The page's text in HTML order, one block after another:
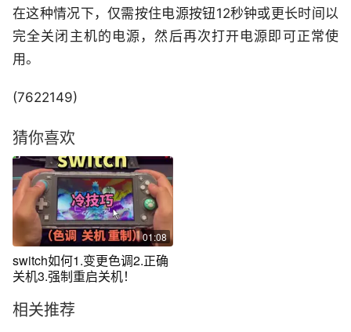
在这种情况下，仅需按住电源按钮12秒钟或更长时间以
完全关闭主机的电源，然后再次打开电源即可正常使
用。
(7622149)
猜你喜欢
01:08
switch如何1.变更色调2.正确
关机3.强制重启关机！
相关推荐